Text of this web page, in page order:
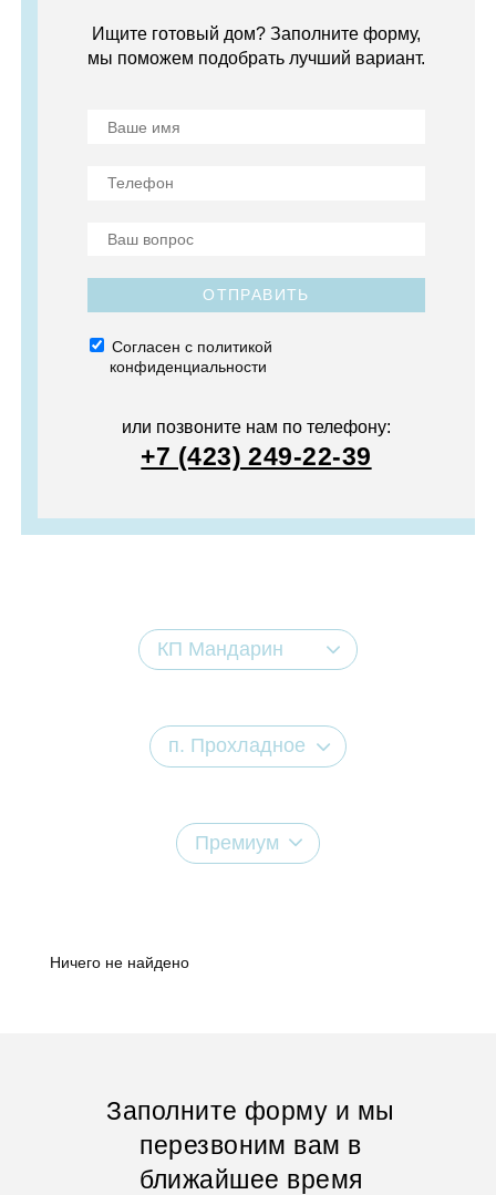
Ищите готовый дом? Заполните форму,
мы поможем подобрать лучший вариант.
ОТПРАВИТЬ
Согласен с политикой
конфиденциальности
или позвоните нам по телефону:
+7 (423) 249-22-39
КП Мандарин
п. Прохладное
Премиум
Ничего не найдено
Заполните форму и мы
перезвоним вам в
ближайшее время